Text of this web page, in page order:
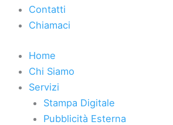
Contatti
Chiamaci
Home
Chi Siamo
Servizi
Stampa Digitale
Pubblicità Esterna